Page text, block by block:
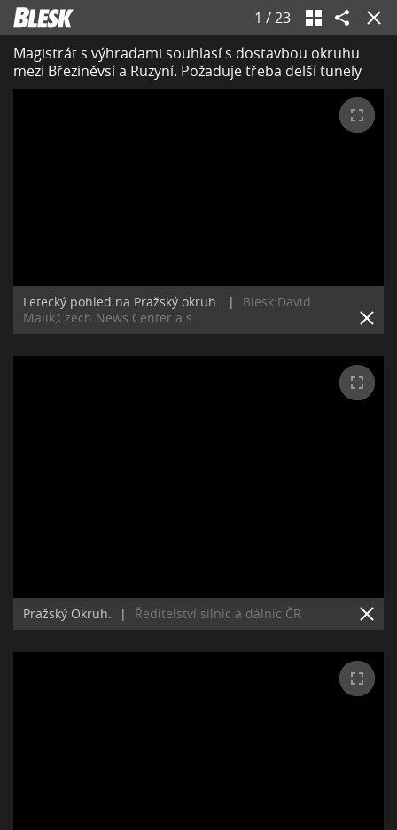
1 /23
Magistrát s výhradami souhlasí s dostavbou okruhu
mezi Březiněvsí a Ruzyní. Požaduje třeba delší tunely
Letecký pohled na Pražský okruh. |
Blesk:David
Malik,Czech News Center a.s.
Pražský Okruh. | Ředitelství silnic a dálnic ČR